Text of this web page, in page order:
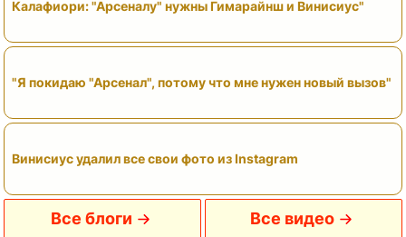
Калафиори: "Арсеналу" нужны Гимарайнш и Винисиус"
"Я покидаю "Арсенал", потому что мне нужен новый вызов"
Винисиус удалил все свои фото из Instagram
Все блоги Все видео